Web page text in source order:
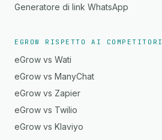
Generatore di link WhatsApp
EGROW RISPETTO AI COMPETITORI
eGrow vs Wati
eGrow vs ManyChat
eGrow vs Zapier
eGrow vs Twilio
eGrow vs Klaviyo